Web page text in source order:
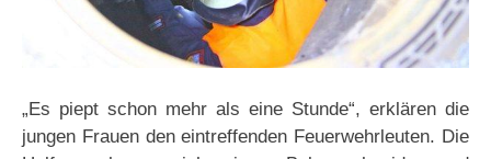
„Es piept schon mehr als eine Stunde“, erklären die
jungen Frauen den eintreffenden Feuerwehrleuten. Die